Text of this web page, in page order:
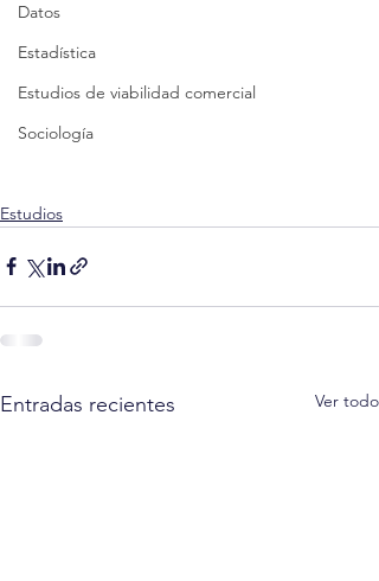
Datos
Estadística
Estudios de viabilidad comercial
Sociología
Estudios
Entradas recientes Ver todo